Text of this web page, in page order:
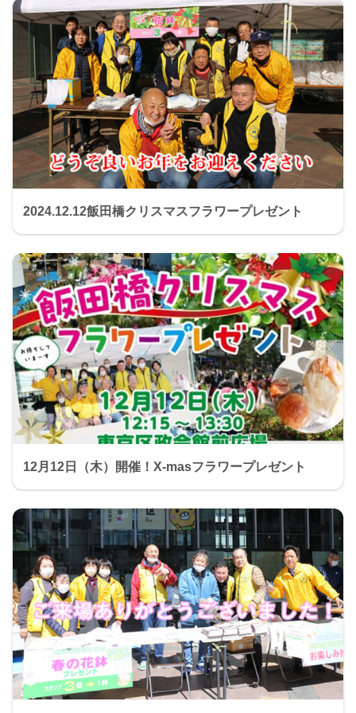
2024.12.12飯田橋クリスマスフラワープレゼント
12月12日（木）開催！X-masフラワープレゼント